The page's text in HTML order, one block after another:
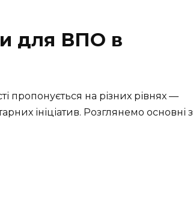
для ВПО в
пропонується на різних рівнях —
ініціатив. Розглянемо основні з